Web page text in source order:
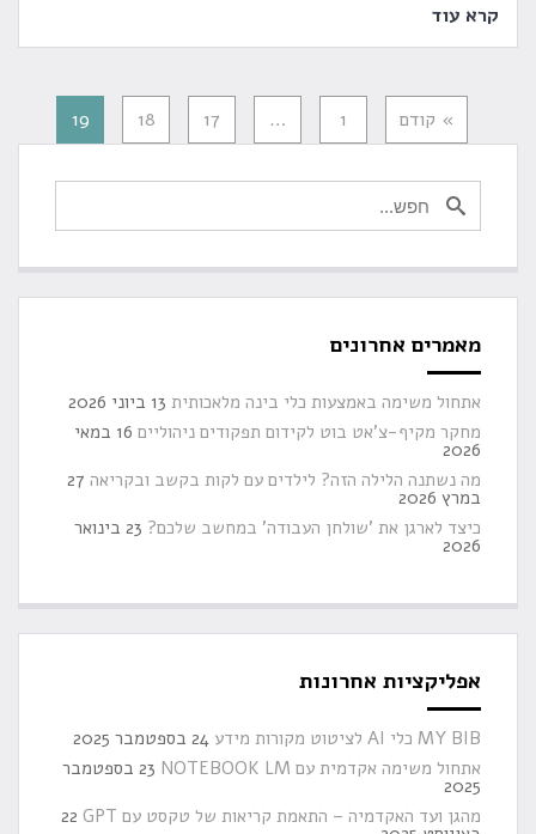
קרא עוד
» קודם 1
…
17
18
19
מאמרים אחרונים
אתחול משימה באמצעות כלי בינה מלאכותית 13 ביוני 2026
מחקר מקיף-צ'אט בוט לקידום תפקודים ניהוליים
16 במאי
2026
מה נשתנה הלילה הזה? לילדים עם לקות בקשב ובקריאה 27
במרץ 2026
כיצד לארגן את 'שולחן העבודה' במחשב שלכם?
23 בינואר
2026
אפליקציות אחרונות
MY BIB כלי AI לציטוט מקורות מידע
24 בספטמבר 2025
אתחול משימה אקדמית עם NOTEBOOK LM
23 בספטמבר
2025
מהגן ועד האקדמיה – התאמת קריאות של טקסט עם GPT
22